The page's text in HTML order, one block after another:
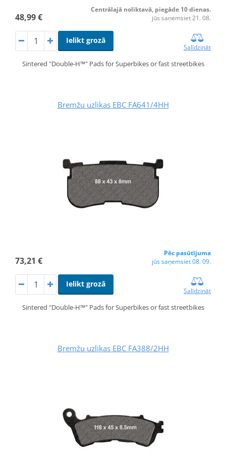
48,99 €
Centrālajā noliktavā, piegāde 10 dienas.
jūs saņemsiet 21. 08.
Ielikt grozā
Salīdzināt
Sintered "Double-H™" Pads for Superbikes or fast streetbikes
Bremžu uzlikas EBC FA641/4HH
73,21 €
Pēc pasūtījuma
jūs saņemsiet 08. 09.
Ielikt grozā
Salīdzināt
Sintered "Double-H™" Pads for Superbikes or fast streetbikes
Bremžu uzlikas EBC FA388/2HH